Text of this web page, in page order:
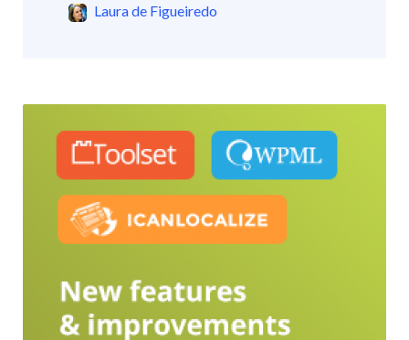
Laura de Figueiredo